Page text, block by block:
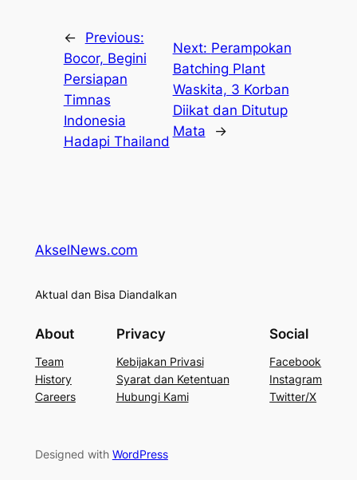
←
Previous:
Bocor, Begini
Persiapan
Timnas
Indonesia
Hadapi Thailand
Next: Perampokan
Batching Plant
Waskita, 3 Korban
Diikat dan Ditutup
Mata
→
AkselNews.com
Aktual dan Bisa Diandalkan
About
Team
History
Careers
Privacy
Kebijakan Privasi
Syarat dan Ketentuan
Hubungi Kami
Social
Facebook
Instagram
Twitter/X
Designed with WordPress